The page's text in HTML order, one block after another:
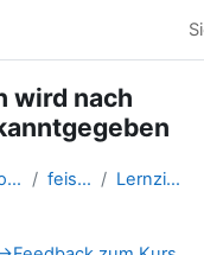
wird nach
Methodik der NMS - 2020 WS feischl.ulla_ms_ws20 Lernzielkontrolle - Termin wir...